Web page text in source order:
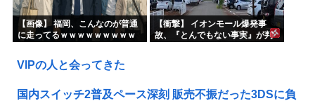
【画像】 福岡、こんなのが普通
に走ってるｗｗｗｗｗｗｗｗｗ
【衝撃】 イオンモール爆発事
故、『とんでもない事実』が判
VIPの人と会ってきた
国内スイッチ2普及ペース深刻 販売不振だった3DSに負